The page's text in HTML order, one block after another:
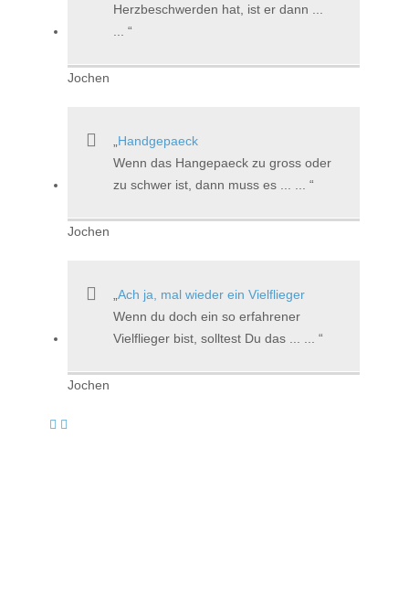
Herzbeschwerden hat, ist er dann ...
Jochen
Handgepaeck
Wenn das Hangepaeck zu gross oder
zu schwer ist, dann muss es ... ...
Jochen
Ach ja, mal wieder ein Vielflieger
Wenn du doch ein so erfahrener
Vielflieger bist, solltest Du das ... ...
Jochen